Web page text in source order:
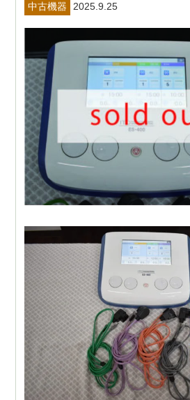
中古機器 2025.9.25